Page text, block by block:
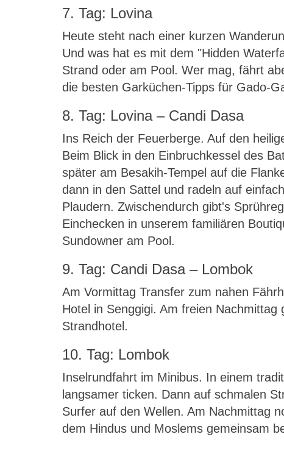
7. Tag: Lovina
Heute steht nach einer kurzen
Und was hat es mit dem "Hidden
Strand oder am Pool. Wer mag, fährt
die besten Garküchen-Tipps für Gado-
8. Tag: Lovina – Candi Dasa
Ins Reich der Feuerberge. Auf den
Beim Blick in den Einbruchkessel des
später am Besakih-Tempel auf die
dann in den Sattel und radeln auf
Plaudern. Zwischendurch gibt's
Einchecken in unserem familiären
Sundowner am Pool.
9. Tag: Candi Dasa – Lombok
Am Vormittag Transfer zum nahen
Hotel in Senggigi. Am freien
Strandhotel.
10. Tag: Lombok
Inselrundfahrt im Minibus. In einem
langsamer ticken. Dann auf schmalen
Surfer auf den Wellen. Am Nachmittag
dem Hindus und Moslems gemeinsam